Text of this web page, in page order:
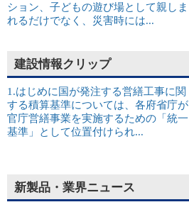
ション、子どもの遊び場として親しま
れるだけでなく、災害時には...
建設情報クリップ
1.はじめに国が発注する営繕工事に関
する積算基準については、各府省庁が
官庁営繕事業を実施するための「統一
基準」として位置付けられ...
新製品・業界ニュース